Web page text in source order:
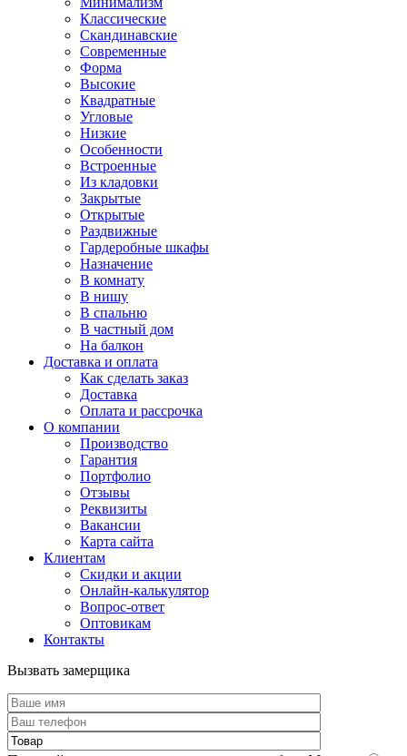
Классические
Скандинавские
Современные
Форма
Высокие
Квадратные
Угловые
Низкие
Особенности
Встроенные
Из кладовки
Закрытые
Открытые
Раздвижные
Гардеробные шкафы
Назначение
В комнату
В нишу
В спальню
В частный дом
На балкон
Доставка и оплата
Как сделать заказ
Доставка
Оплата и рассрочка
О компании
Производство
Гарантия
Портфолио
Отзывы
Реквизиты
Вакансии
Карта сайта
Клиентам
Скидки и акции
Онлайн-калькулятор
Вопрос-ответ
Оптовикам
Контакты
Вызвать замерщика